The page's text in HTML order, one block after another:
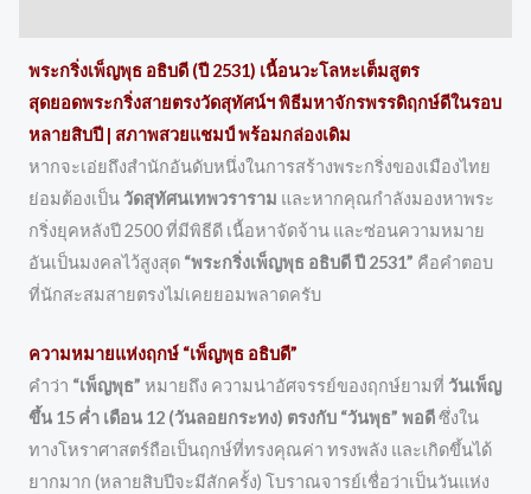
พระกริ่งเพ็ญพุธ อธิบดี (ปี 2531) เนื้อนวะโลหะเต็มสูตร
สุดยอดพระกริ่งสายตรงวัดสุทัศน์ฯ พิธีมหาจักรพรรดิฤกษ์ดีในรอบ
หลายสิบปี | สภาพสวยแชมป์ พร้อมกล่องเดิม
หากจะเอ่ยถึงสำนักอันดับหนึ่งในการสร้างพระกริ่งของเมืองไทย
ย่อมต้องเป็น วัดสุทัศนเทพวราราม และหากคุณกำลังมองหาพระ
กริ่งยุคหลังปี 2500 ที่มีพิธีดี เนื้อหาจัดจ้าน และซ่อนความหมาย
อันเป็นมงคลไว้สูงสุด “พระกริ่งเพ็ญพุธ อธิบดี ปี 2531” คือคำตอบ
ที่นักสะสมสายตรงไม่เคยยอมพลาดครับ
ความหมายแห่งฤกษ์ “เพ็ญพุธ อธิบดี”
คำว่า “เพ็ญพุธ” หมายถึง ความน่าอัศจรรย์ของฤกษ์ยามที่ วันเพ็ญ
ขึ้น 15 ค่ำ เดือน 12 (วันลอยกระทง) ตรงกับ “วันพุธ” พอดีซึ่งใน
ทางโหราศาสตร์ถือเป็นฤกษ์ที่ทรงคุณค่า ทรงพลัง และเกิดขึ้นได้
ยากมาก (หลายสิบปีจะมีสักครั้ง) โบราณจารย์เชื่อว่าเป็นวันแห่ง